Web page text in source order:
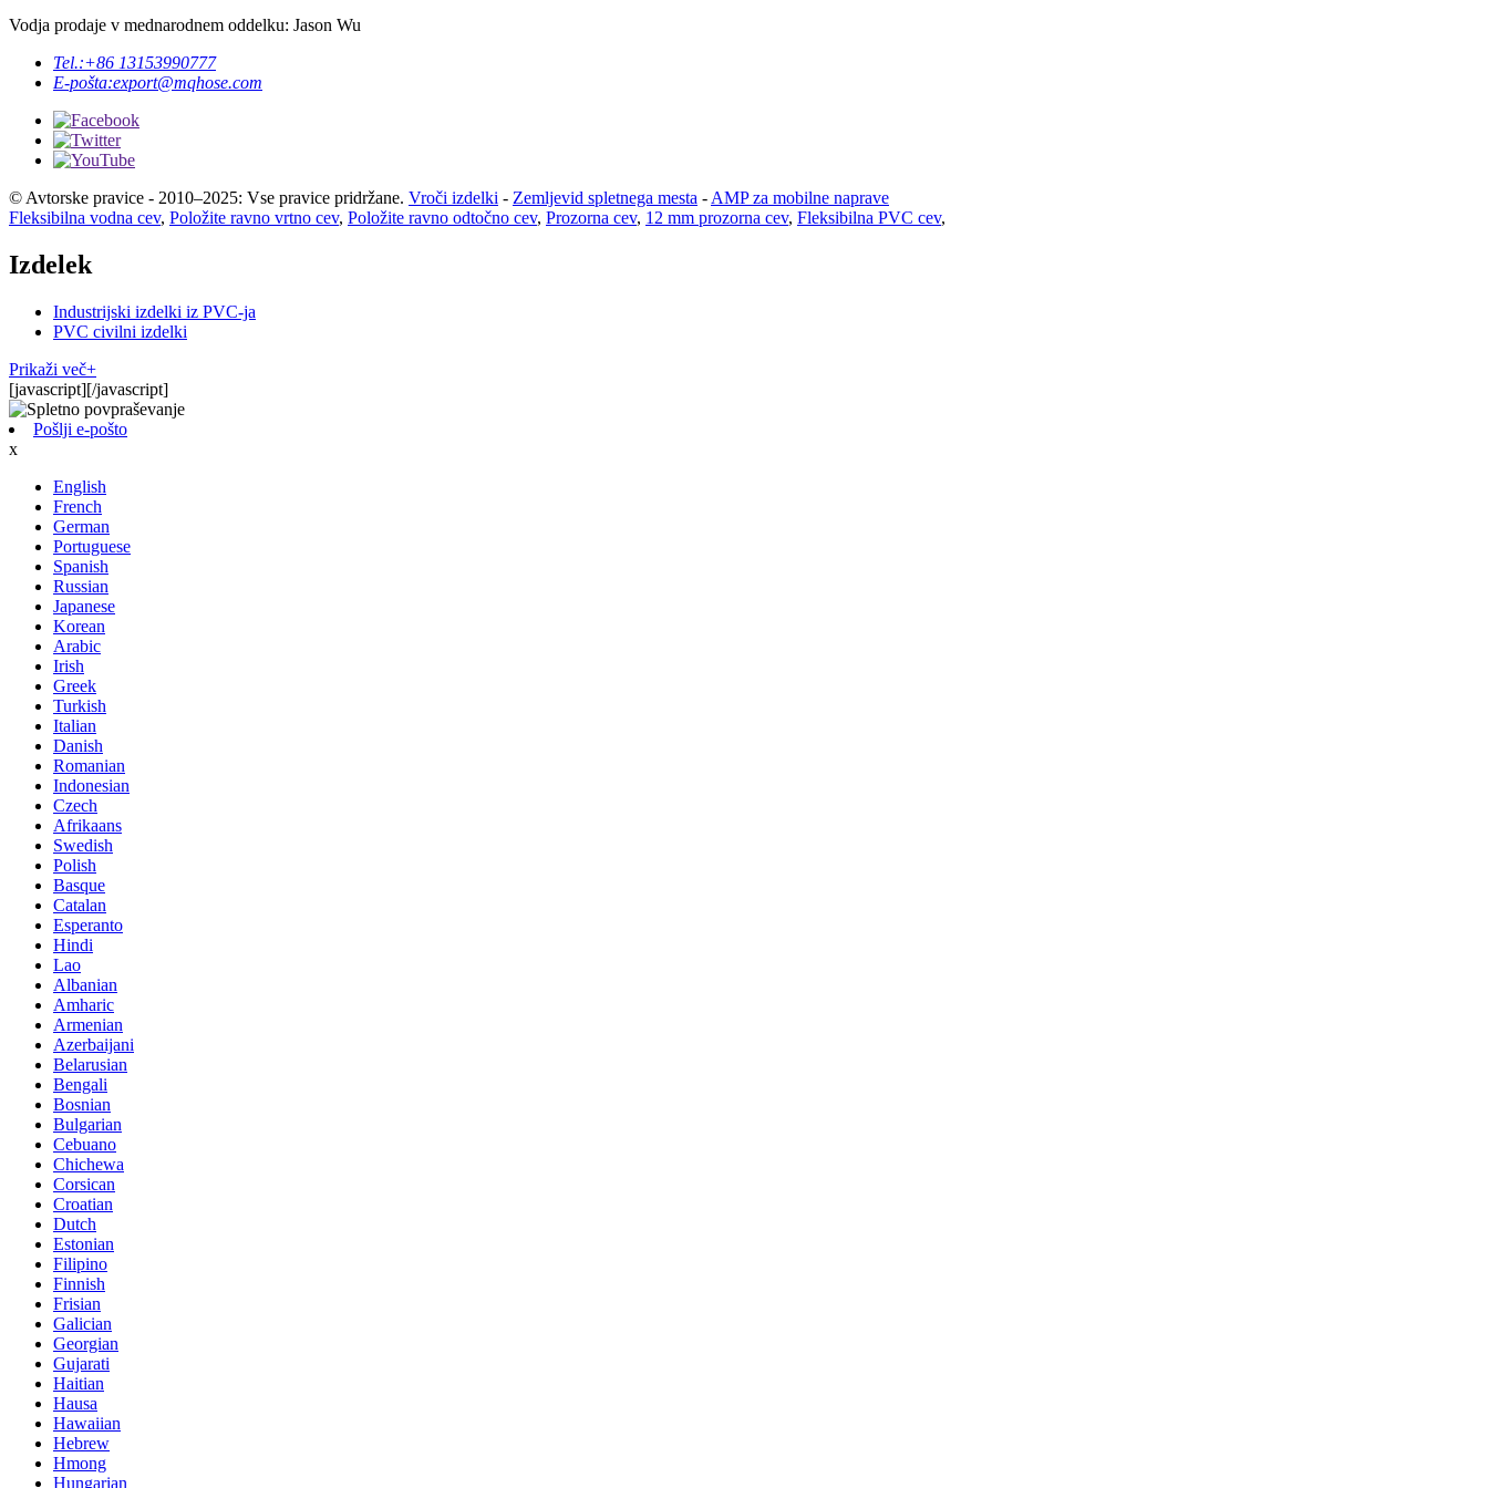
Vodja prodaje v mednarodnem oddelku: Jason Wu
Tel.:+86 13153990777
E-pošta:export@mqhose.com
© Avtorske pravice - 2010–2025: Vse pravice pridržane. Vroči izdelki - Zemljevid spletnega mesta - AMP za mobilne naprave
Fleksibilna vodna cev, Položite ravno vrtno cev, Položite ravno odtočno cev, Prozorna cev, 12 mm prozorna cev, Fleksibilna PVC cev,
Izdelek
Industrijski izdelki iz PVC-ja
PVC civilni izdelki
Prikaži več+
[javascript][/javascript]
Pošlji e-pošto
x
English
French
German
Portuguese
Spanish
Russian
Japanese
Korean
Arabic
Irish
Greek
Turkish
Italian
Danish
Romanian
Indonesian
Czech
Afrikaans
Swedish
Polish
Basque
Catalan
Esperanto
Hindi
Lao
Albanian
Amharic
Armenian
Azerbaijani
Belarusian
Bengali
Bosnian
Bulgarian
Cebuano
Chichewa
Corsican
Croatian
Dutch
Estonian
Filipino
Finnish
Frisian
Galician
Georgian
Gujarati
Haitian
Hausa
Hawaiian
Hebrew
Hmong
Hungarian